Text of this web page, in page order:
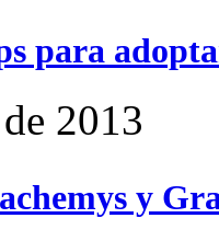
para
2013
y